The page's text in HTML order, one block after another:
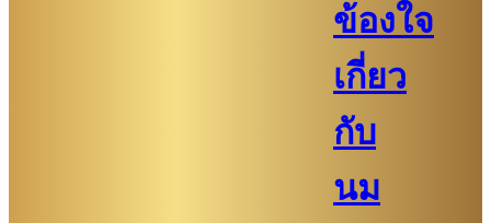
ข้องใจ
เกี่ยว
กับ
นม